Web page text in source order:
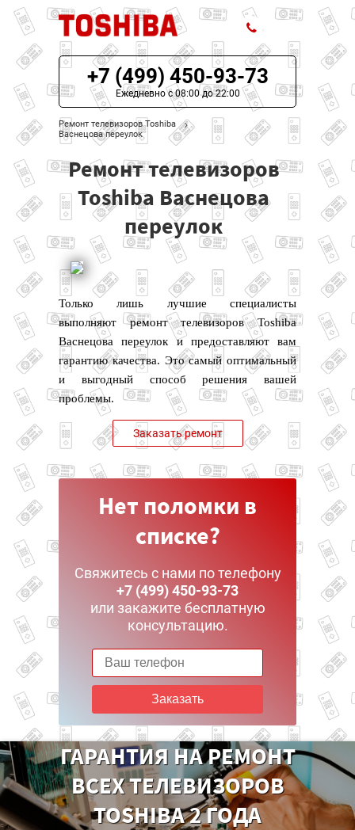
ЦЕНЫ НА РЕМОНТ
О СЕРВИСЕ
МОДЕЛИ TOSHIBA
НАШИ КОНТАКТЫ
+7 (499) 450-93-73
Ежедневно с 08:00 до 22:00
Ремонт телевизоров Toshiba
Васнецова переулок
Ремонт телевизоров
Toshiba Васнецова
переулок
Только лишь лучшие специалисты
выполняют ремонт телевизоров Toshiba
Васнецова переулок и предоставляют вам
гарантию качества. Это самый оптимальный
и выгодный способ решения вашей
проблемы.
Заказать ремонт
Нет поломки в
списке?
Свяжитесь с нами по телефону
+7 (499) 450-93-73
или закажите бесплатную
консультацию.
Заказать
ГАРАНТИЯ НА РЕМОНТ
ВСЕХ ТЕЛЕВИЗОРОВ
TOSHIBA 2 ГОДА